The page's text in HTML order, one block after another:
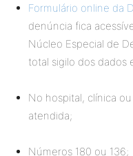
Formulário online da
denúncia fica
Núcleo Especial de
total sigilo dos dados
No hospital, clínica
atendida;
Números 180 ou 136;